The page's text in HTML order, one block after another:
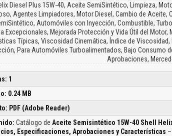
Diesel Plus 15W-40, Aceite SemiSintético, Limpieza,
Agentes Limpiadores, Motor Diesel, Cambio de
Automóviles con Inyección, Combustible,
Excepcionales, Mejorada Protección y Vida Útil del
Típicas, Viscosidad Cinemática, Índice de
Para Automóviles Turboalimentados, Bajo Consumo
Aprobaciones,
1
0.24 MB
PDF (Adobe Reader)
Catálogo de Aceite Semisintético 15W-40 Shell
Especificaciones, Aprobaciones y Características